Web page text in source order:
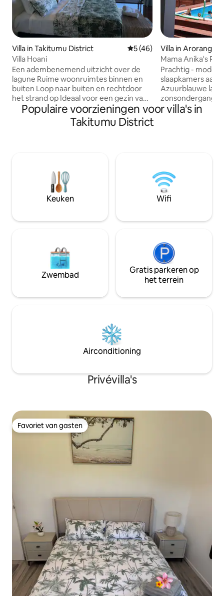
Villa in Takitumu District Gemiddelde beoordeling
5 (46)
Villa Hoani
Een adembenemend uitzicht over de
lagune Ruime woonruimtes binnen en
buiten Loop naar buiten en rechtdoor
het strand op Ideaal voor een gezin van
vijf of zes of maximaal drie koppels De
meeste voorzieningen, waaronder
onbeperkt internet Airco en
bed of worden opgesplitst in twee
eenpersoonsbedden. Villa Hoani is de
perfecte plek om echt te ontspannen en
tot rust te komen met je vrienden en
Rarotonga.
Villa in Arorangi
Mama Anika's
Prachtig -
slaapkamers aan
Azuurblauwe
Rarotonga.
bedden in elke
splittable) Airco in
slaapkamers/
55 inch Ultra HD
Populaire voorzieningen voor villa's in
Takitumu District
Keuken Wifi
Zwembad
Gratis parkeren op
het terrein
Airconditioning
Privévilla's
Favoriet van gasten
Favoriet van gasten